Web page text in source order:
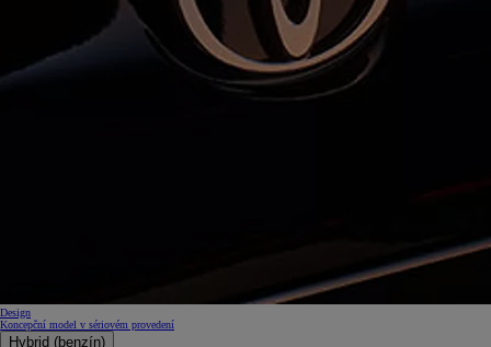
Design
Koncepční model v sériovém provedení
Hybrid (benzín)